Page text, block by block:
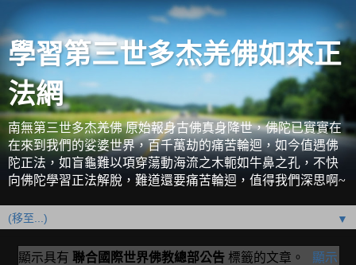
學習第三世多杰羌佛如來正
法網
南無第三世多杰羌佛 原始報身古佛真身降世，佛陀已實實在
在來到我們的娑婆世界，百千萬劫的痛苦輪迴，如今值遇佛
陀正法，如盲龜難以項穿蕩動海流之木軛如牛鼻之孔，不快
向佛陀學習正法解脫，難道還要痛苦輪迴，值得我們深思啊~
▼
顯示具有 聯合國際世界佛教總部公告標籤的文章。
顯示